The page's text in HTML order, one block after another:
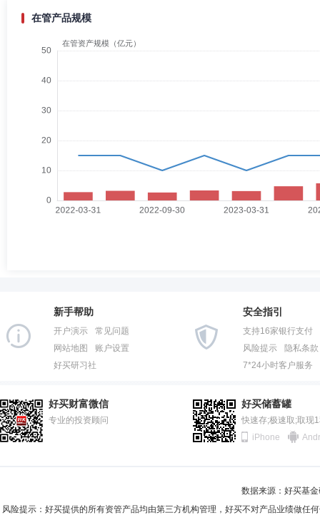
在管产品规模
新手帮助
开户演示
常见问题
网站地图
账户设置
好买研习社
安全指引
支持16家银行支付
风险提示
隐私条款
7*24小时客户服务
好买财富微信
专业的投资顾问
好买储蓄罐
快速存;极速取;取现
iPhone
数据来源：好买基
风险提示：好买提供的所有资管产品均由第三方机构管理，好买不对产品业绩做